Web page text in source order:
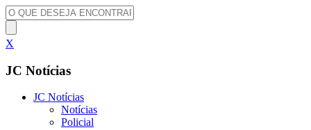
X
JC Notícias
JC Notícias
Notícias
Policial